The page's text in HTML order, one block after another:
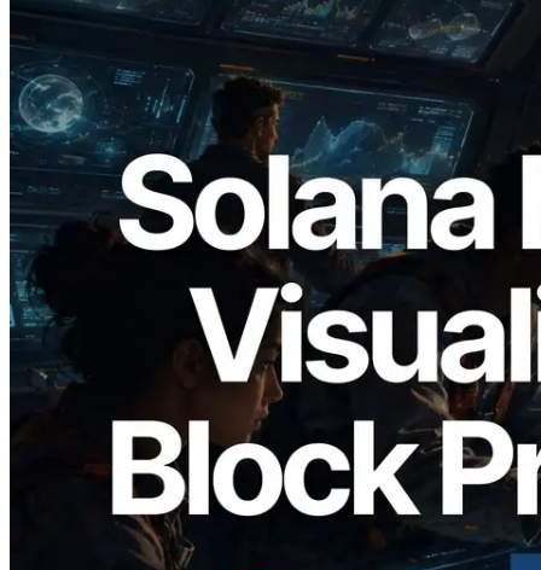
2026.05.24
Validators Solutions Meluncurkan Solana
Block Analyzer — Memvisualisasikan
Waktu Produksi Blok per Slot dan
Validator yang Ditugaskan